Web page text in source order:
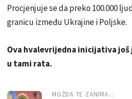
Procjenjuje se da preko 100.000
granicu između Ukrajine i Poljske.
Ova hvalevrijedna inicijativa
u tami rata.
MOŽDA TE ZANIMA...